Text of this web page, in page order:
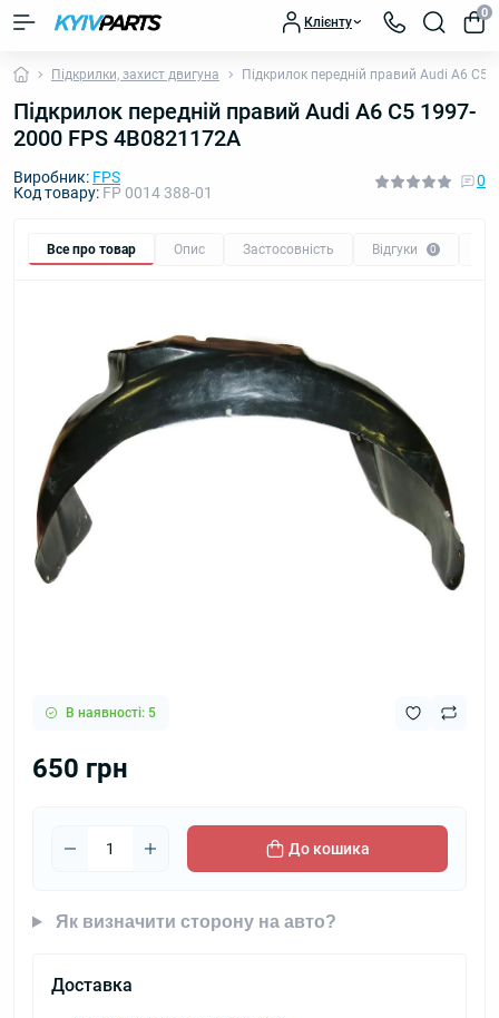
Клієнту
0
Підкрилки, захист двигуна Підкрилок передній правий Audi A6 C5
Підкрилок передній правий Audi A6 C5 1997-
2000 FPS 4B0821172A
Виробник: FPS
Код товару: FP 0014 388-01
0
Все про товар Опис Застосовність Відгуки 0
В наявності: 5
650 грн
До кошика
Як визначити сторону на авто?
Доставка